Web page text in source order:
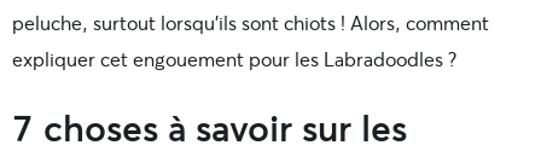
peluche, surtout lorsqu’ils sont chiots ! Alors, comment
expliquer cet engouement pour les Labradoodles ?
7 choses à savoir sur les